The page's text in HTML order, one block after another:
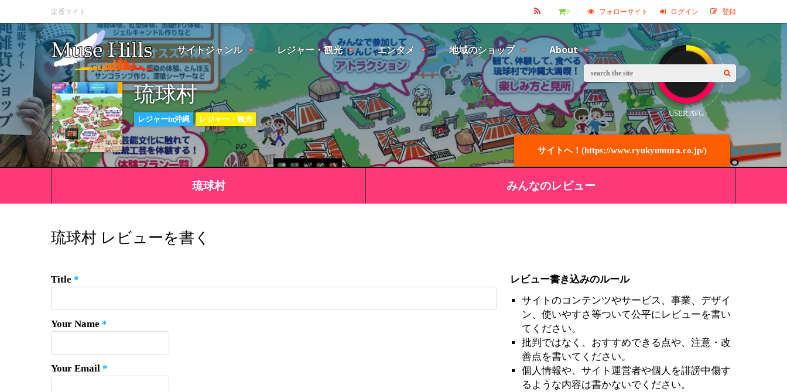
定番サイト フォローサイト ログイン 登録
0
サイトジャンル レジャー・観光 エンタメ 地域のショップ About
琉球村
レジャーin沖縄 レジャー・観光
サイトへ！(https://www.ryukyumura.co.jp/)
USER AVG
琉球村 みんなのレビュー
琉球村 レビューを書く
Title *
Your Name *
Your Email *
レビュー書き込みのルール
サイトのコンテンツやサービス、事業、デザイ
ン、使いやすさ等ついて公平にレビューを書い
てください。
批判ではなく、おすすめできる点や、注意・改
善点を書いてください。
個人情報や、サイト運営者や個人を誹謗中傷す
るような内容は書かないでください。